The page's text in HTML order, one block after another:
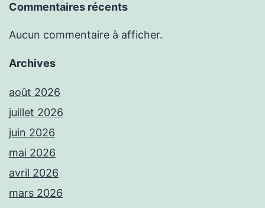
Commentaires récents
Aucun commentaire à afficher.
Archives
août 2026
juillet 2026
juin 2026
mai 2026
avril 2026
mars 2026